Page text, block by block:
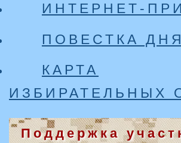
ИНТЕРНЕТ-
ПОВЕСТКА
КАРТА
ИЗБИРАТЕЛЬНЫХ
Поддержка